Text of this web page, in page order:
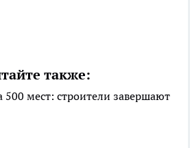
также:
мест: строители завершают